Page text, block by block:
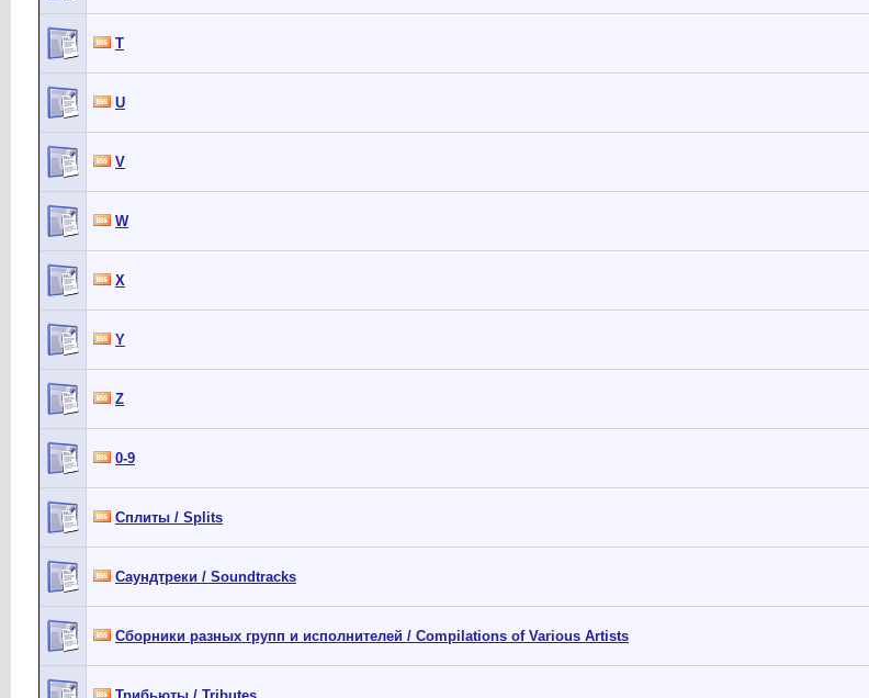
T
U
V
W
X
Y
Z
0-9
Сплиты / Splits
Саундтреки / Soundtracks
Сборники разных групп и исполнителей / Compilations of Various Artists